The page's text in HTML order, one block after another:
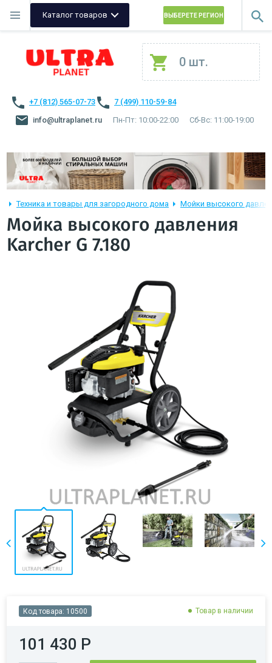
Каталог товаров ВЫБЕРЕТЕ РЕГИОН
0 шт.
+7 (812) 565-07-73
7 (499) 110-59-84
info@ultraplanet.ru
Пн-Пт: 10:00-22:00 Сб-Вс: 11:00-19:00
Техника и товары для загородного дома Мойки высокого
Мойка высокого давления
Karcher G 7.180
Код товара: 10500 Товар в наличии
101 430 Р